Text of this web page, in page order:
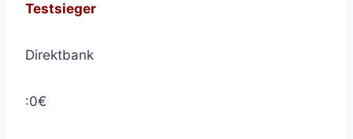
Testsieger
Direktbank
:0€